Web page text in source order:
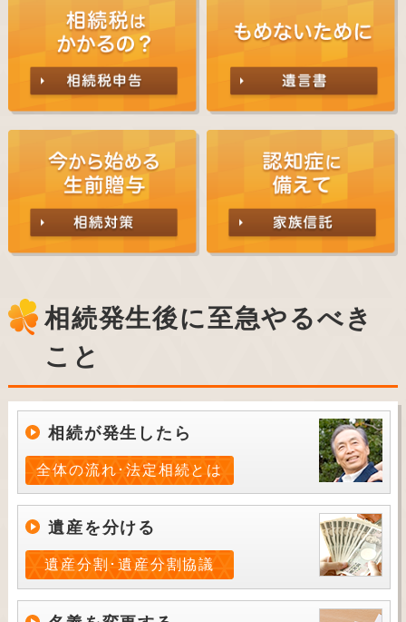
相続発生後に至急やるべき
こと
相続が発生したら
全体の流れ･法定相続とは
遺産を分ける
遺産分割･遺産分割協議